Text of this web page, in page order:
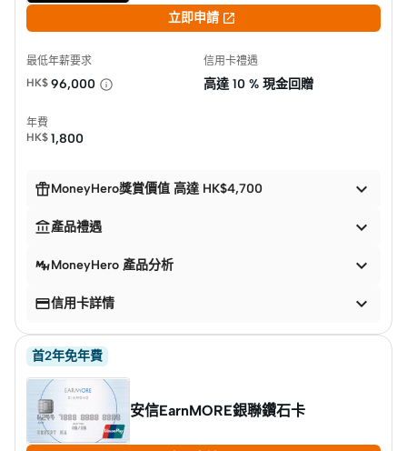
立即申請 
最低年薪要求
HK$ 96,000
信用卡禮遇
高達 10 % 現金回贈
年費
HK$ 1,800
MoneyHero獎賞價值 高達 HK$4,700 
產品禮遇 
MoneyHero 產品分析 
信用卡詳情 
首2年免年費
安信EarnMORE銀聯鑽石卡